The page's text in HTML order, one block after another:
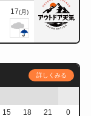
17(月)
詳しくみる
15 18 21
0